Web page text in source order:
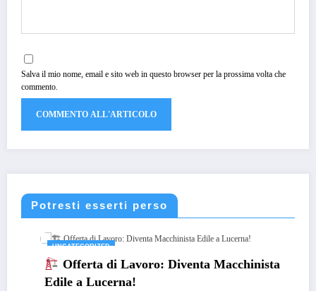
Salva il mio nome, email e sito web in questo browser per la prossima volta che
commento.
Potresti esserti perso
UNCATEGORIZED
Offerta di Lavoro: Diventa Macchinista
Edile a Lucerna!